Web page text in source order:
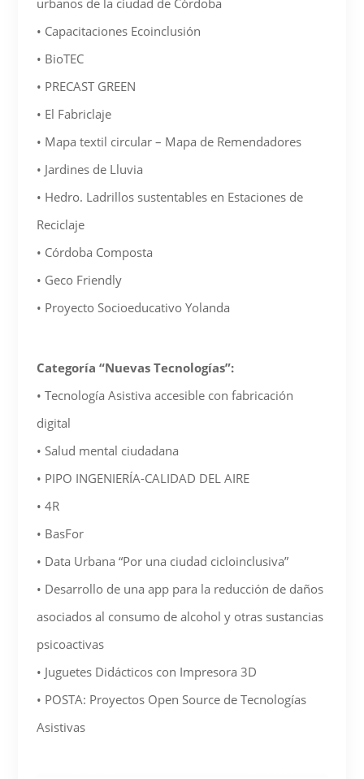
urbanos de la ciudad de Córdoba
• Capacitaciones Ecoinclusión
• BioTEC
• PRECAST GREEN
• El Fabriclaje
• Mapa textil circular – Mapa de Remendadores
• Jardines de Lluvia
• Hedro. Ladrillos sustentables en Estaciones de
Reciclaje
• Córdoba Composta
• Geco Friendly
• Proyecto Socioeducativo Yolanda
Categoría “Nuevas Tecnologías”:
• Tecnología Asistiva accesible con fabricación
digital
• Salud mental ciudadana
• PIPO INGENIERÍA-CALIDAD DEL AIRE
• 4R
• BasFor
• Data Urbana “Por una ciudad cicloinclusiva”
• Desarrollo de una app para la reducción de daños
asociados al consumo de alcohol y otras sustancias
psicoactivas
• Juguetes Didácticos con Impresora 3D
• POSTA: Proyectos Open Source de Tecnologías
Asistivas